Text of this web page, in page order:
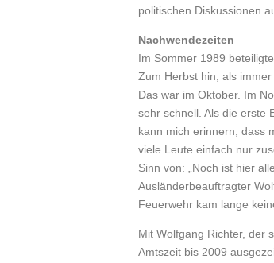
politischen Diskussionen
Nachwendezeiten
Im Sommer 1989
Zum Herbst hin, als
Das war im Oktober. Im
sehr schnell. Als die erste
kann mich erinnern, dass
viele Leute einfach nur
Sinn von: „Noch ist hier
Ausländerbeauftragter
Feuerwehr kam lange
Mit Wolfgang Richter, der
Amtszeit bis 2009